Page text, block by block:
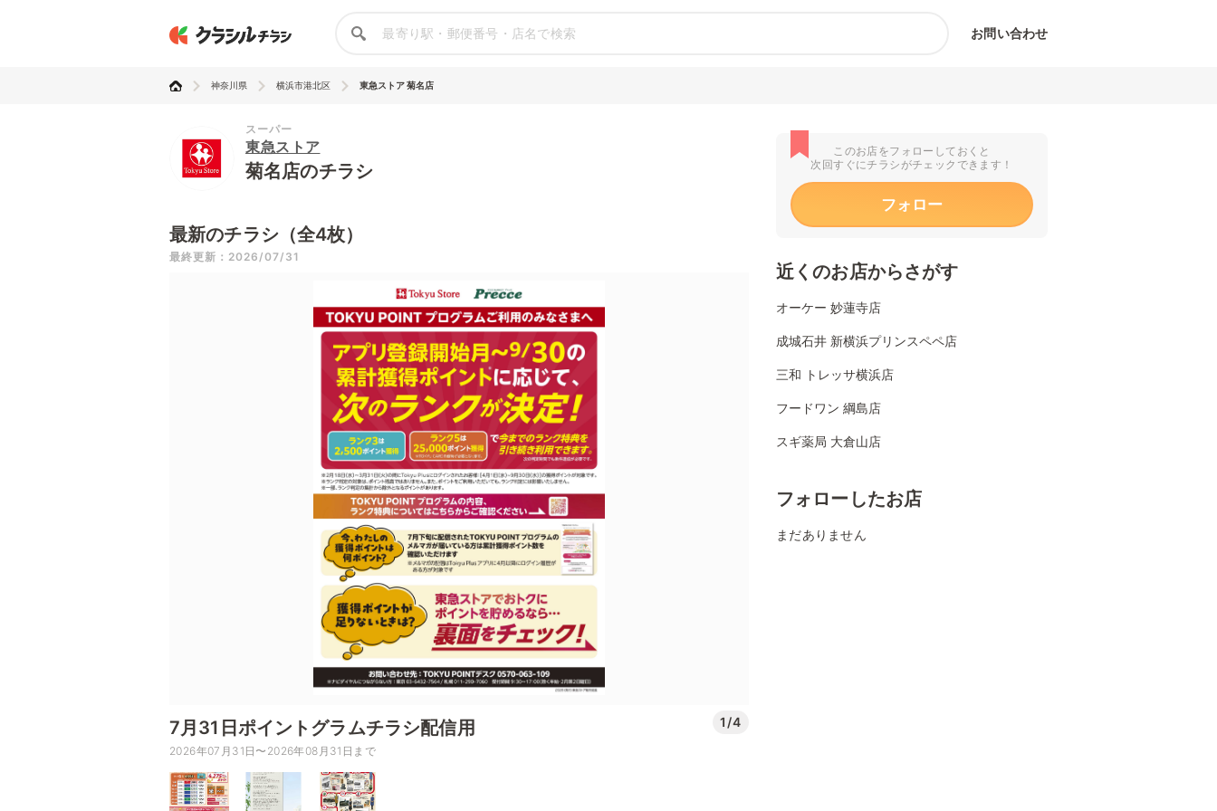
お問い合わせ
神奈川県 横浜市港北区 東急ストア 菊名店
スーパー
東急ストア
菊名店のチラシ
最新のチラシ（全4枚）
最終更新：2026/07/31
7月31日ポイントグラムチラシ配信用 1/4
2026年07月31日〜2026年08月31日まで
このお店をフォローしておくと
次回すぐにチラシがチェックできます！
フォロー
近くのお店からさがす
オーケー 妙蓮寺店
成城石井 新横浜プリンスペペ店
三和 トレッサ横浜店
フードワン 綱島店
スギ薬局 大倉山店
フォローしたお店
まだありません